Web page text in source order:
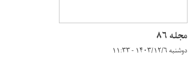
مجله ۸۶
دوشنبه ۱۴۰۳/۱۲/۶ - ۱۱:۳۳